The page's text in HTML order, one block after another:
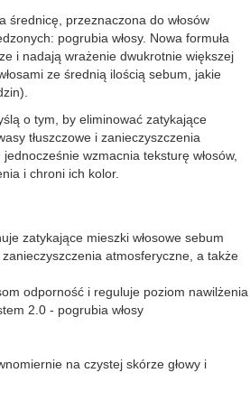
średnicę, przeznaczona do włosów
pogrubia włosy. Nowa formuła
i nadają wrażenie dwukrotnie większej
ze średnią ilością sebum, jakie
o tym, by eliminować zatykające
tłuszczowe i zanieczyszczenia
wzmacnia teksturę włosów,
i chroni ich kolor.
zatykające mieszki włosowe sebum
zanieczyszczenia atmosferyczne, a także
odporność i reguluje poziom nawilżenia
2.0 - pogrubia włosy
na czystej skórze głowy i